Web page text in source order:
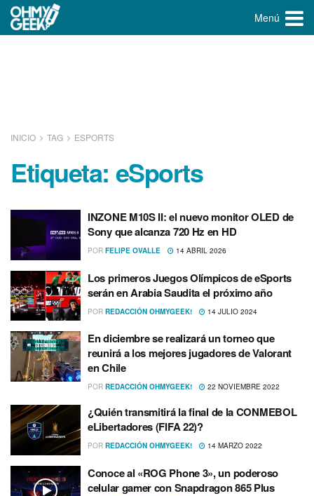
Menú
INICIO TAG ESPORTS
Etiqueta: eSports
INZONE M10S II: el nuevo monitor OLED de
Sony que alcanza 720 Hz en HD
POR FELIPE OVALLE 14 ABRIL 2026
Los primeros Juegos Olímpicos de eSports
serán en Arabia Saudita el próximo año
POR REDACCIÓN OHMYGEEK! 14 JULIO 2024
En diciembre se realizará un torneo que
reunirá a los mejores jugadores de Valorant
en Chile
POR REDACCIÓN OHMYGEEK! 22 NOVIEMBRE 2022
¿Quién transmitirá la final de la CONMEBOL
eLibertadores (FIFA 22)?
POR REDACCIÓN OHMYGEEK! 14 MARZO 2022
Conoce al «ROG Phone 3», un poderoso
celular gamer con Snapdragon 865 Plus